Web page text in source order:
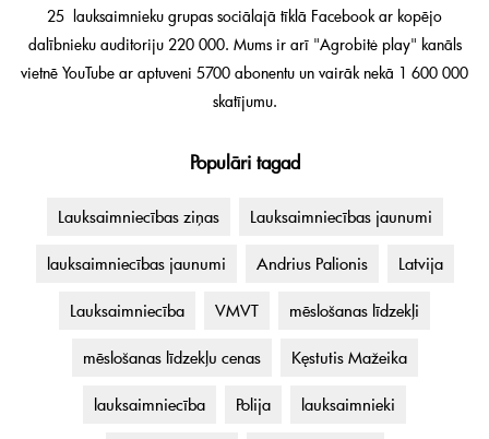
25 lauksaimnieku grupas sociālajā tīklā Facebook ar kopējo
dalībnieku auditoriju 220 000. Mums ir arī "Agrobitė play" kanāls
vietnē YouTube ar aptuveni 5700 abonentu un vairāk nekā 1 600 000
skatījumu.
Populāri tagad
Lauksaimniecības ziņas Lauksaimniecības jaunumi
lauksaimniecības jaunumi Andrius Palionis Latvija
Lauksaimniecība VMVT mēslošanas līdzekļi
mēslošanas līdzekļu cenas Kęstutis Mažeika
lauksaimniecība Polija lauksaimnieki